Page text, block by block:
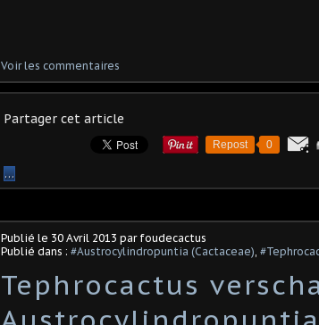
Voir les commentaires
Partager cet article
Repost 0
…
Publié le 30 Avril 2013 par foudecactus
Publié dans : #Austrocylindropuntia (Cactaceae)
Tephrocactus